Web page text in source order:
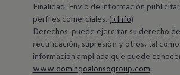
Finalidad: Envío de información
perfiles comerciales. (+Info)
Derechos: puede ejercitar su derecho
rectificación, supresión y otros, tal
información ampliada que puede
www.domingoalonsogroup.com.